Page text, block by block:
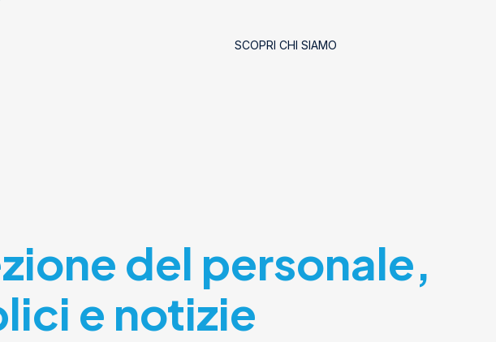
SCOPRI CHI SIAMO
del personale,
e notizie